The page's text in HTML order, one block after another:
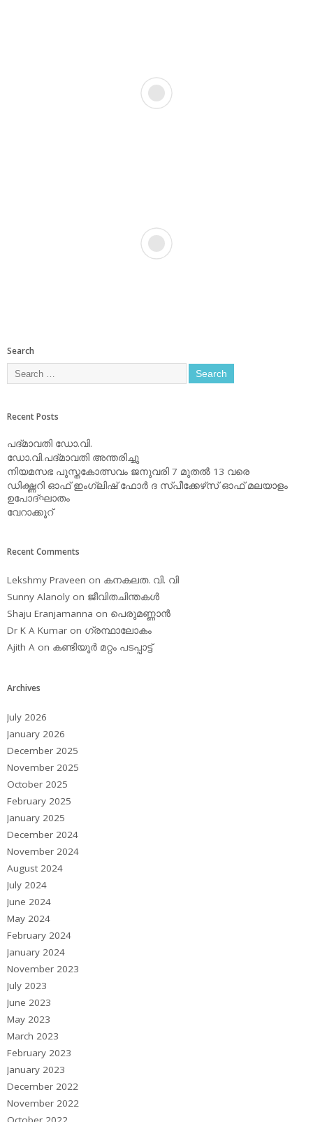
Search
Recent Posts
പദ്മാവതി ഡോ.വി.
ഡോ.വി.പദ്മാവതി അന്തരിച്ചു
നിയമസഭ പുസ്തകോത്സവം ജനുവരി 7 മുതല്‍ 13 വരെ
ഡിക്ഷ്ണറി ഓഫ് ഇംഗ്ലിഷ് ഫോര്‍ ദ സ്പീക്കേഴ്‌സ് ഓഫ് മലയാളം
ഉപോദ്ഘാതം
വേറാക്കൂറ്
Recent Comments
Lekshmy Praveen on കനകലത. വി. വി
Sunny Alanoly on ജീവിതചിന്തകള്‍
Shaju Eranjamanna on പെരുമണ്ണാന്‍
Dr K A Kumar on ഗ്രന്ഥാലോകം
Ajith A on കണ്ടിയൂര്‍ മറ്റം പടപ്പാട്ട്‌
Archives
July 2026
January 2026
December 2025
November 2025
October 2025
February 2025
January 2025
December 2024
November 2024
August 2024
July 2024
June 2024
May 2024
February 2024
January 2024
November 2023
July 2023
June 2023
May 2023
March 2023
February 2023
January 2023
December 2022
November 2022